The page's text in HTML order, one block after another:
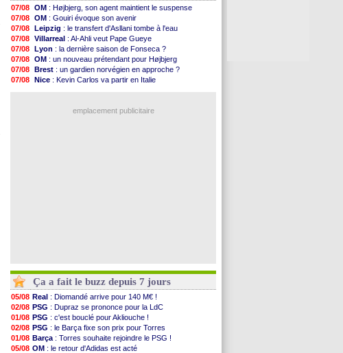
07/08 OM : Højbjerg, son agent maintient le suspense
07/08 OM : Gouiri évoque son avenir
07/08 Leipzig : le transfert d'Asllani tombe à l'eau
07/08 Villarreal : Al-Ahli veut Pape Gueye
07/08 Lyon : la dernière saison de Fonseca ?
07/08 OM : un nouveau prétendant pour Højbjerg
07/08 Brest : un gardien norvégien en approche ?
07/08 Nice : Kevin Carlos va partir en Italie
: Mangala prêté à Getafe (officiel)
emplacement publicitaire
Ça a fait le buzz depuis 7 jours
05/08 Real : Diomandé arrive pour 140 M€ !
02/08 PSG : Dupraz se prononce pour la LdC
01/08 PSG : c'est bouclé pour Akliouche !
02/08 PSG : le Barça fixe son prix pour Torres
01/08 Barça : Torres souhaite rejoindre le PSG !
05/08 OM : le retour d'Adidas est acté